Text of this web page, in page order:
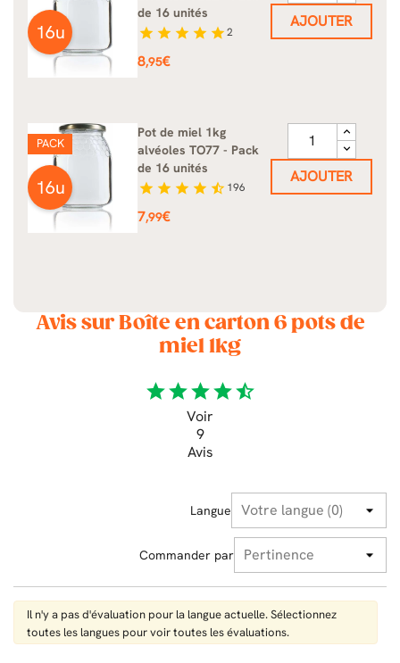
de 16 unités
star star star star star2
Prix
8,95€
16u AJOUTER
Pot de miel 1kg
alvéoles TO77 - Pack
de 16 unités
star star star star star_half 196
Prix
7,99€
PACK
16u AJOUTER
Avis sur Boîte en carton 6 pots de
miel 1kg
starstarstarstarstar_half
Voir
9
Avis
Langue
Commander par
Il n'y a pas d'évaluation pour la langue actuelle. Sélectionnez
toutes les langues pour voir toutes les évaluations.